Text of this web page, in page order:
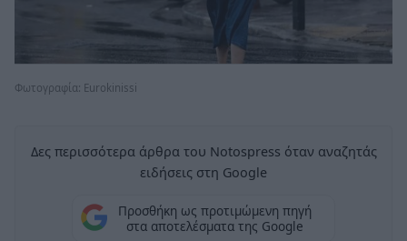
Φωτογραφία: Eurokinissi
Δες περισσότερα άρθρα του Notospress όταν αναζητάς
ειδήσεις στη Google
Προσθήκη ως προτιμώμενη πηγή
στα αποτελέσματα της Google